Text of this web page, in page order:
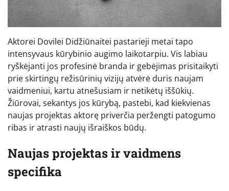
Aktorei Dovilei Didžiūnaitei pastarieji metai tapo
intensyvaus kūrybinio augimo laikotarpiu. Vis labiau
ryškėjanti jos profesinė branda ir gebėjimas prisitaikyti
prie skirtingų režisūrinių vizijų atvėrė duris naujam
vaidmeniui, kartu atnešusiam ir netikėtų iššūkių.
Žiūrovai, sekantys jos kūrybą, pastebi, kad kiekvienas
naujas projektas aktorę priverčia peržengti patogumo
ribas ir atrasti naujų išraiškos būdų.
Naujas projektas ir vaidmens
specifika